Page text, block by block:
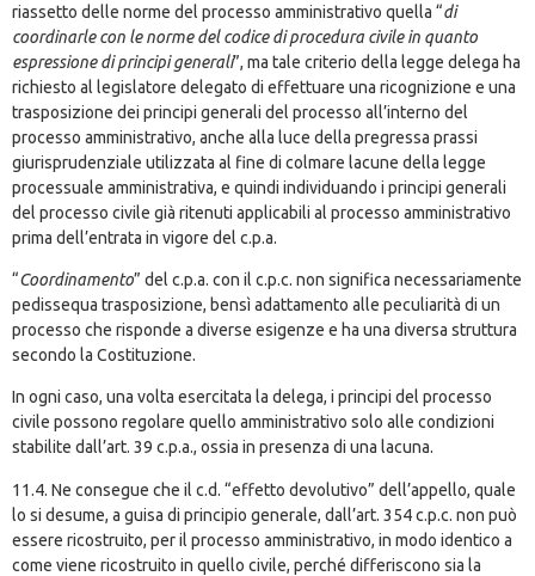
riassetto delle norme del processo amministrativo quella “di
coordinarle con le norme del codice di procedura civile in quanto
espressione di principi generali”, ma tale criterio della legge delega ha
richiesto al legislatore delegato di effettuare una ricognizione e una
trasposizione dei principi generali del processo all’interno del
processo amministrativo, anche alla luce della pregressa prassi
giurisprudenziale utilizzata al fine di colmare lacune della legge
processuale amministrativa, e quindi individuando i principi generali
del processo civile già ritenuti applicabili al processo amministrativo
prima dell’entrata in vigore del c.p.a.
“Coordinamento” del c.p.a. con il c.p.c. non significa necessariamente
pedissequa trasposizione, bensì adattamento alle peculiarità di un
processo che risponde a diverse esigenze e ha una diversa struttura
secondo la Costituzione.
In ogni caso, una volta esercitata la delega, i principi del processo
civile possono regolare quello amministrativo solo alle condizioni
stabilite dall’art. 39 c.p.a., ossia in presenza di una lacuna.
11.4. Ne consegue che il c.d. “effetto devolutivo” dell’appello, quale
lo si desume, a guisa di principio generale, dall’art. 354 c.p.c. non può
essere ricostruito, per il processo amministrativo, in modo identico a
come viene ricostruito in quello civile, perché differiscono sia la